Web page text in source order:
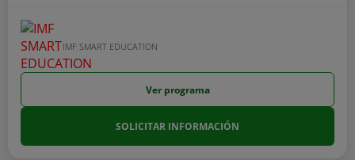
IMF SMART EDUCATION
Ver programa
SOLICITAR INFORMACIÓN